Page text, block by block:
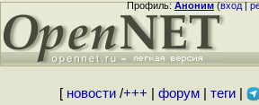
Профиль:Аноним(вход|
[ новости/+++ форум| теги|